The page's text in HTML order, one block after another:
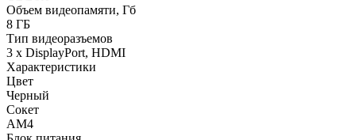
Объем видеопамяти, Гб
8 ГБ
Тип видеоразъемов
3 x DisplayPort, HDMI
Характеристики
Цвет
Черный
Сокет
AM4